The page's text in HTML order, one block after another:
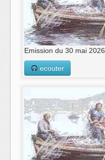
Emission du 30 mai 2026
ecouter